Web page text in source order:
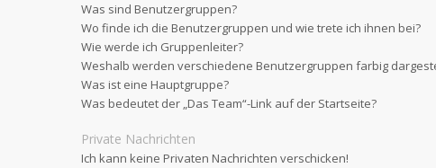
Was sind Benutzergruppen?
Wo finde ich die Benutzergruppen und wie trete ich ihnen bei?
Wie werde ich Gruppenleiter?
Weshalb werden verschiedene Benutzergruppen farbig
Was ist eine Hauptgruppe?
Was bedeutet der „Das Team“-Link auf der Startseite?
Private Nachrichten
Ich kann keine Privaten Nachrichten verschicken!